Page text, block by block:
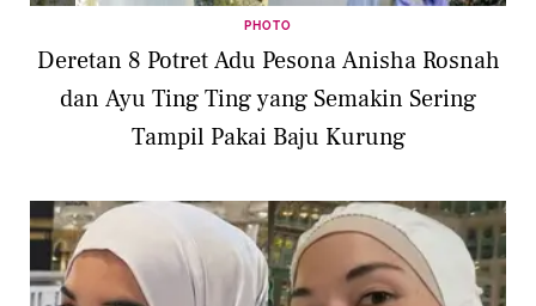
PHOTO
Deretan 8 Potret Adu Pesona Anisha Rosnah
dan Ayu Ting Ting yang Semakin Sering
Tampil Pakai Baju Kurung